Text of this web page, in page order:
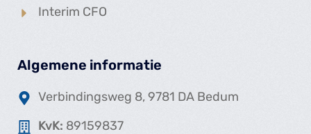
Interim CFO
Algemene informatie
Verbindingsweg 8, 9781 DA Bedum
KvK: 89159837